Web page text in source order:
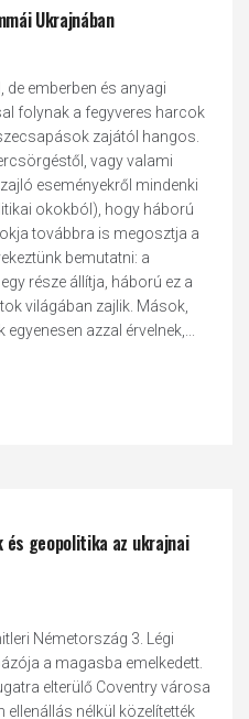
Ukrajnában
emberben és anyagi
folynak a fegyveres harcok
zajától hangos.
vagy valami
eseményekről mindenki
okokból), hogy háború
továbbra is megosztja a
bemutatni: a
része állítja, háború ez a
világában zajlik. Mások,
azzal érvelnek,...
és geopolitika az ukrajnai
Németország 3. Légi
a magasba emelkedett.
elterülő Coventry városa
ellenállás nélkül közelítették